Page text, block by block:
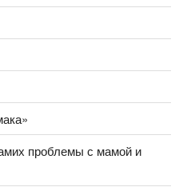
проблемы с мамой и